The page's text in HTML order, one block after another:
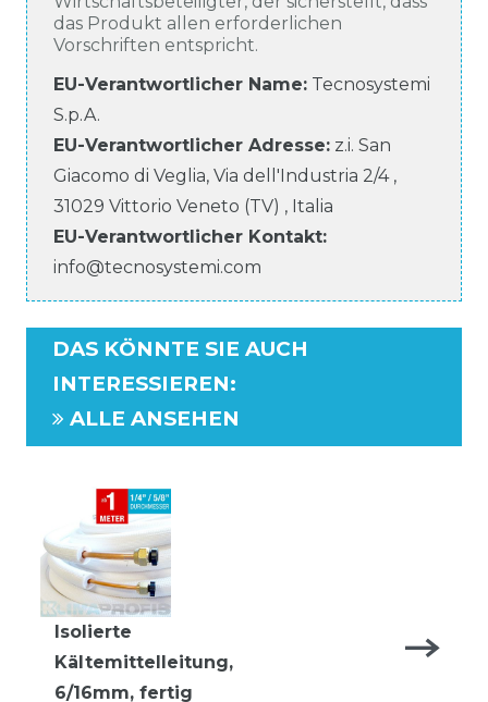
das Produkt allen erforderlichen
Vorschriften entspricht.
EU-Verantwortlicher Name: Tecnosystemi
S.p.A.
EU-Verantwortlicher Adresse: z.i. San
Giacomo di Veglia, Via dell'Industria 2/4,
31029 Vittorio Veneto (TV) , Italia
EU-Verantwortlicher Kontakt:
info@tecnosystemi.com
DAS KÖNNTE SIE AUCH
INTERESSIEREN:
ALLE ANSEHEN
Isolierte
Kältemittelleitung,
6/16mm, fertig